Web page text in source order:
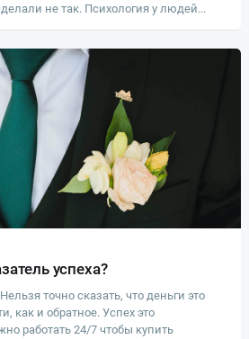
не так. Психология у людей...
успеха?
точно сказать, что деньги это
как и обратное. Успех это
работать 24/7 чтобы купить